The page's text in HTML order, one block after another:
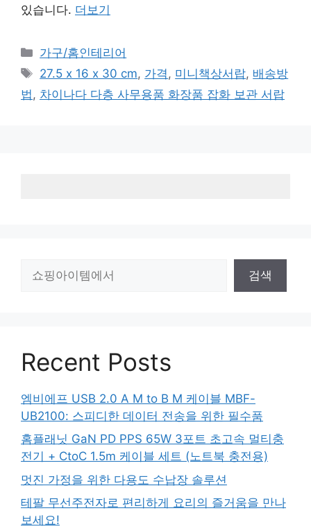
있습니다. 더보기
카
테
리
가구/홈인테리어
태
그
27.5 x 16 x 30 cm, 가격 , 미니책상서랍, 배송방
법 , 차이나다 다층 사무용품 화장품 잡화 보관 서랍
검색
Recent Posts
엠비에프 USB 2.0 A M to B M 케이블 MBF-
UB2100: 스피디한 데이터 전송을 위한 필수품
홈플래닛 GaN PD PPS 65W 3포트 초고속 멀티충
전기 + CtoC 1.5m 케이블 세트 (노트북 충전용)
멋진 가정을 위한 다용도 수납장 솔루션
테팔 무선주전자로 편리하게 요리의 즐거움을 만나
보세요!